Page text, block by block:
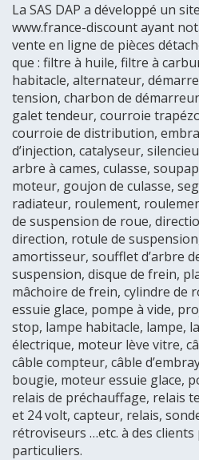
La SAS DAP a développé un
www.france-discount ayant
vente en ligne de pièces
que : filtre à huile, filtre à
habitacle, alternateur,
tension, charbon de
galet tendeur, courroie
courroie de distribution,
d’injection, catalyseur,
arbre à cames, culasse,
moteur, goujon de culasse,
radiateur, roulement,
de suspension de roue,
direction, rotule de
amortisseur, soufflet d’arbre
suspension, disque de frein,
mâchoire de frein, cylindre de
essuie glace, pompe à vide,
stop, lampe habitacle, lampe,
électrique, moteur lève vitre,
câble compteur, câble
bougie, moteur essuie glace,
relais de préchauffage, relais
et 24 volt, capteur, relais,
rétroviseurs …etc. à des
particuliers.